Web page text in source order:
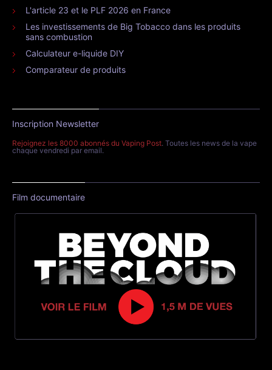
L'article 23 et le PLF 2026 en France
Les investissements de Big Tobacco dans les produits
sans combustion
Calculateur e-liquide DIY
Comparateur de produits
Inscription Newsletter
Rejoignez les 8000 abonnés du Vaping Post. Toutes les news de la vape
chaque vendredi par email.
Film documentaire